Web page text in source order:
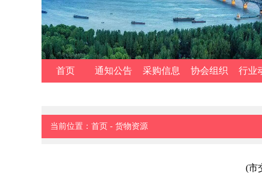
首页 通知公告 采购信息 协会组织 行业
当前位置：首页 -货物资源
(市